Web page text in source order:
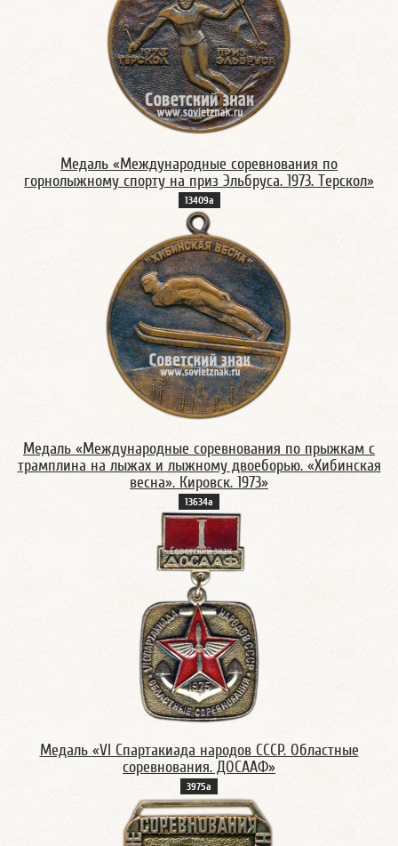
Медаль «Международные соревнования по
горнолыжному спорту на приз Эльбруса. 1973. Терскол»
13409а
Медаль «Международные соревнования по прыжкам с
трамплина на лыжах и лыжному двоеборью. «Хибинская
весна». Кировск. 1973»
13634а
Медаль «VI Спартакиада народов СССР. Областные
соревнования. ДОСААФ»
3975а